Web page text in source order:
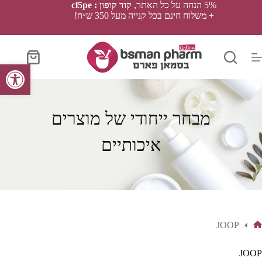
פתח סרגל נגישות
5% הנחה על כל האתר,
קוד קופון : cl5pe
+ משלוח חינם בכל קנייה מעל 350 ש״ח!
סל
הקניות
מבחר ייחודי של מוצרים
איכותיים
JOOP
JOOP